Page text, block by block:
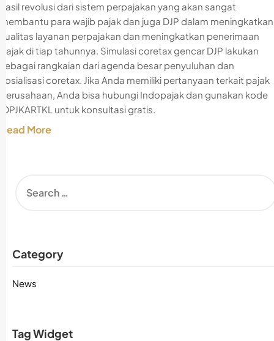
hasil revolusi dari sistem perpajakan yang akan sangat
membantu para wajib pajak dan juga DJP dalam meningkatkan
kualitas layanan perpajakan dan meningkatkan penerimaan
pajak di tiap tahunnya. Simulasi coretax gencar DJP lakukan
sebagai rangkaian dari agenda besar penyuluhan dan
sosialisasi coretax. Jika Anda memiliki pertanyaan terkait pajak
perusahaan, Anda bisa hubungi Indopajak dan gunakan kode
IDPJKARTKL untuk konsultasi gratis.
Read More
Category
News
Tag Widget